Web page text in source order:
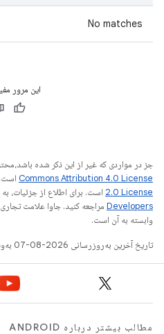
No matches
این مرور
جز در مواردی که غیر از این ذکر شده
Commons Attribution 4.0 License است.
2.0 License است. برای اطلاع از جزئیات، به
Developers‏
وابسته به آن است.
تاریخ آخرین به‌روزرسانی 2026-08-07 به‌وقت ساعت هماهنگ جهانی.
مطالب بیشتر درباره ANDROID